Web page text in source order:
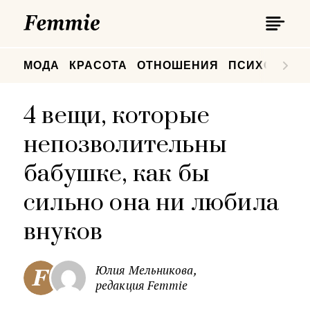
МОДА КРАСОТА ОТНОШЕНИЯ
4 вещи, которые
непозволительны
бабушке, как бы
сильно она ни любила
внуков
Юлия Мельникова,
редакция Femmie